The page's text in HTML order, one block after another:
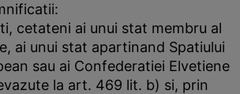
cetateni ai unui stat membru al
ai unui stat apartinand Spatiului
sau ai Confederatiei Elvetiene
la art. 469 lit. b) si, prin